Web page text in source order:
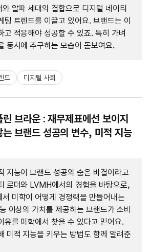
알파 세대의 결합으로 디지털 네이티
팅 트렌드를 이끌고 있어요. 브랜드는 이
고 적응해야 성공할 수 있죠. 특히 가벼
동시에 추구하는 모습이 돋보여요.
드 디지털 사회
린 브라운 : 재무제표에선 보이지
는 브랜드 성공의 변수, 미적 지능
지능이 브랜드 성공의 숨은 비결이라고
로더와 LVMH에서의 경험을 바탕으로,
미학이 어떻게 경쟁력을 만들어내는
이상의 가치를 제공하는 브랜드가 소비
유를 미학에서 찾을 수 있다고 믿어요.
미적 지능을 키우는 방법도 함께 알려준